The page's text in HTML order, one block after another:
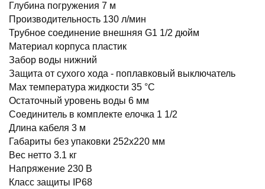
Глубина погружения 7 м
Производительность 130 л/мин
Трубное соединение внешняя G1 1/2 дюйм
Материал корпуса пластик
Забор воды нижний
Защита от сухого хода - поплавковый выключатель
Мах температура жидкости 35 °С
Остаточный уровень воды 6 мм
Соединитель в комплекте елочка 1 1/2
Длина кабеля 3 м
Габариты без упаковки 252х220 мм
Вес нетто 3.1 кг
Напряжение 230 В
Класс защиты IP68